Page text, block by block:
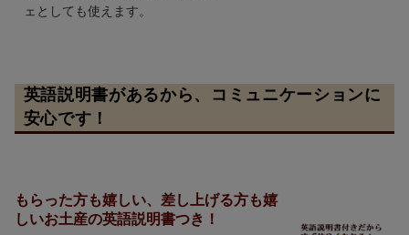
ェとしても使えます。
英語説明書があるから、コミュニケーションに
安心です！
もらった方も嬉しい、差し上げる方も嬉
しいお土産の英語説明書つき！